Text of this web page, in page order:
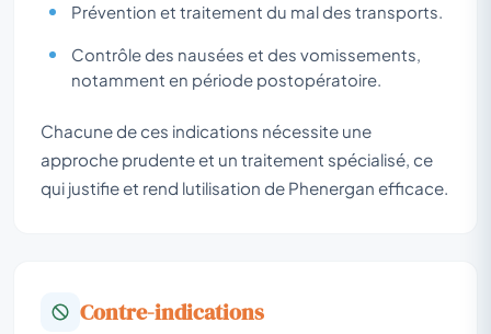
Prévention et traitement du mal des transports.
Contrôle des nausées et des vomissements,
notamment en période postopératoire.
Chacune de ces indications nécessite une
approche prudente et un traitement spécialisé, ce
qui justifie et rend lutilisation de Phenergan efficace.
Contre-indications